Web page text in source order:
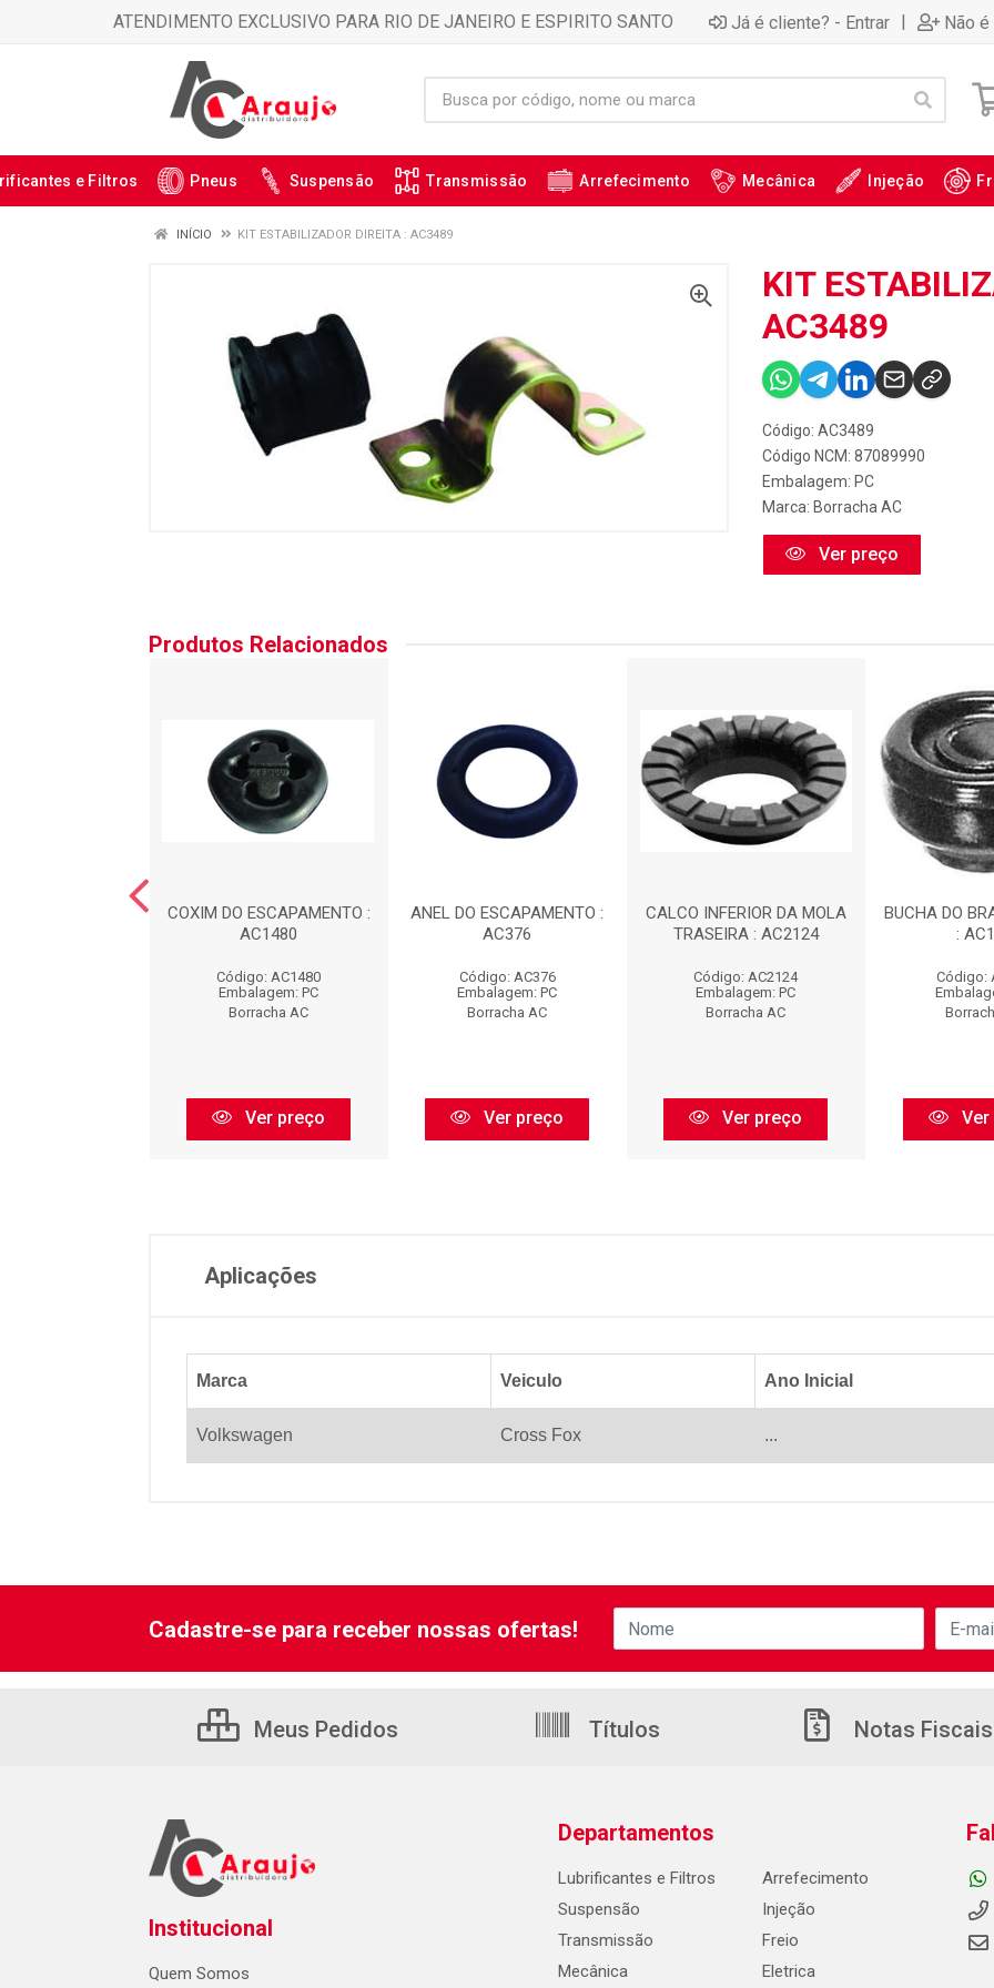
ATENDIMENTO EXCLUSIVO PARA RIO DE JANEIRO E ESPIRITO SANTO Já é cliente? - Entrar | Não
e Filtros Pneus Suspensão Transmissão Arrefecimento Mecânica Injeção
INÍCIO KIT ESTABILIZADOR DIREITA : AC3489
KIT
AC3489
Código: AC3489
Código NCM: 87089990
Embalagem: PC
Marca: Borracha AC
Ver preço
Produtos Relacionados
COXIM DO ESCAPAMENTO :
AC1480
Código: AC1480
Embalagem: PC
Borracha AC
Ver preço
ANEL DO ESCAPAMENTO :
AC376
Código: AC376
Embalagem: PC
Borracha AC
Ver preço
CALCO INFERIOR DA MOLA
TRASEIRA : AC2124
Código: AC2124
Embalagem: PC
Borracha AC
Ver preço
BUCHA DO
:
Código:
Ver
Aplicações
Marca Veiculo Ano Inicial
Volkswagen Cross Fox ...
Cadastre-se para receber nossas ofertas!
Meus Pedidos Títulos Notas Fiscais
Institucional
Quem Somos
Departamentos
Lubrificantes e Filtros
Suspensão
Transmissão
Mecânica
Arrefecimento
Injeção
Freio
Eletrica